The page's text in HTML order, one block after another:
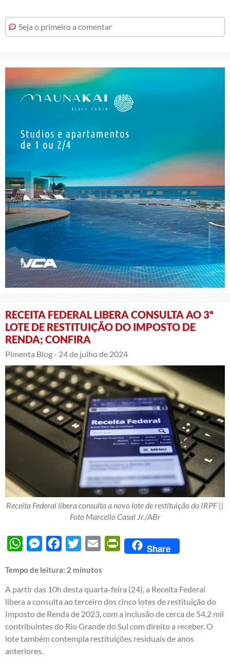
Seja o primeiro a comentar
RECEITA FEDERAL LIBERA CONSULTA AO 3º
LOTE DE RESTITUIÇÃO DO IMPOSTO DE
RENDA; CONFIRA
Pimenta Blog - 24 de julho de 2024
Receita Federal libera consulta a novo lote de restituição do IRPF ||
Foto Marcello Casal Jr./ABr
WhatsAppMessengerFacebook
Twitter Email PrintFriendly
Share
Tempo de leitura: 2 minutos
A partir das 10h desta quarta-feira (24), a Receita Federal
libera a consulta ao terceiro dos cinco lotes de restituição do
Imposto de Renda de 2023, com a inclusão de cerca de 54,2 mil
contribuintes do Rio Grande do Sul com direito a receber. O
lote também contempla restituições residuais de anos
anteriores.